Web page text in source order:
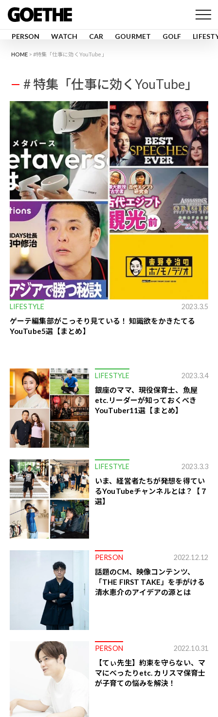
PERSON WATCH CAR GOURMET GOLF
HOME #特集「仕事に効くYouTube」
# 特集「仕事に効くYouTube」
LIFESTYLE 2023.3.5
ゲーテ編集部がこっそり見ている！ 知識欲をかきたてる
YouTube5選【まとめ】
LIFESTYLE 2023.3.4
銀座のママ、現役保育士、魚屋
etc.リーダーが知っておくべき
YouTuber11選【まとめ】
LIFESTYLE 2023.3.3
いま、経営者たちが発想を得てい
るYouTubeチャンネルとは？【７
選】
PERSON 2022.12.12
話題のCM、映像コンテンツ、
「THE FIRST TAKE」を手がける
清水恵介のアイデアの源とは
PERSON 2022.10.31
【てぃ先生】約束を守らない、マ
マにべったりetc. カリスマ保育士
が子育ての悩みを解決！